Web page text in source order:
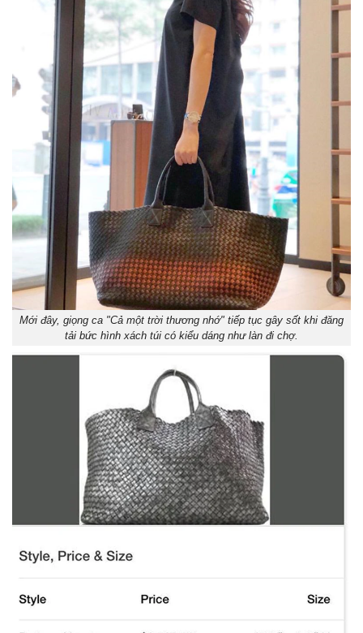
Mới đây, giọng ca "Cả một trời thương nhớ" tiếp tục gây sốt khi đăng
tải bức hình xách túi có kiểu dáng như làn đi chợ.